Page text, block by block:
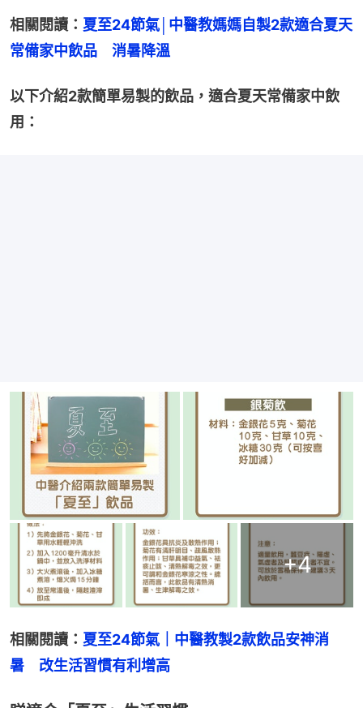
相關閱讀： 夏至24節氣│中醫教媽媽自製2款適合夏天
常備家中飲品　消暑降溫
以下介紹2款簡單易製的飲品，適合夏天常備家中飲
用：
+4
相關閱讀： 夏至24節氣｜中醫教製2款飲品安神消
暑　改生活習慣有利增高